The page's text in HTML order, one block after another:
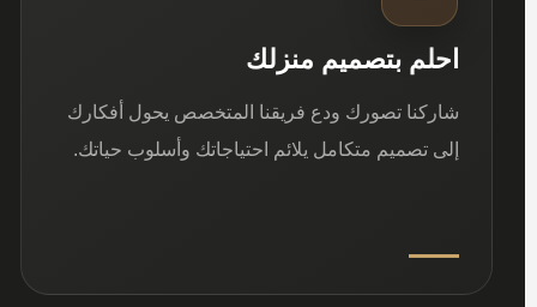
احلم بتصميم منزلك
شاركنا تصورك ودع فريقنا المتخصص يحول أفكارك
إلى تصميم متكامل يلائم احتياجاتك وأسلوب حياتك.